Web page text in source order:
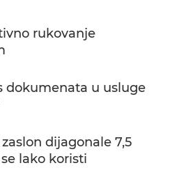
rukovanje
dokumenata u usluge
dijagonale 7,5
lako koristi